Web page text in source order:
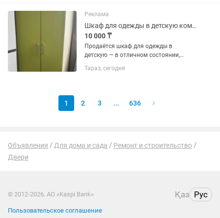
колодцев дымохода. 1 закладка 15-20
ведер...
Реклама
Шкаф для одежды в детскую комнату
10 000 ₸
Продаётся шкаф для одежды в
детскую — в отличном состоянии,
как для мальчика, так и для девочки
Тараз, сегодня
1 2 3 ... 636
Объявления Для дома и сада
Ремонт и строительство
Двери
© 2012-2026, АО «Kaspi Bank» Қаз Рус
Пользовательское соглашение